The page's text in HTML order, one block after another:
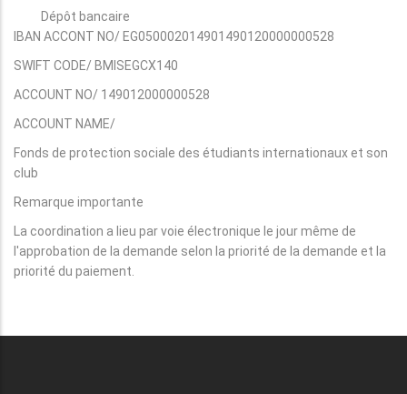
Dépôt bancaire
IBAN ACCONT NO/ EG050002014901490120000000528
SWIFT CODE/ BMISEGCX140
ACCOUNT NO/ 149012000000528
ACCOUNT NAME/
Fonds de protection sociale des étudiants internationaux et son
club
Remarque importante
La coordination a lieu par voie électronique le jour même de
l'approbation de la demande selon la priorité de la demande et la
priorité du paiement.